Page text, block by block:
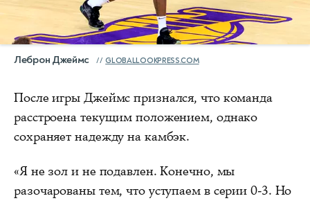
Леброн Джеймс GLOBALLOOKPRESS.COM
После игры Джеймс признался, что команда
расстроена текущим положением, однако
сохраняет надежду на камбэк.
«Я не зол и не подавлен. Конечно, мы
разочарованы тем, что уступаем в серии 0-3. Но